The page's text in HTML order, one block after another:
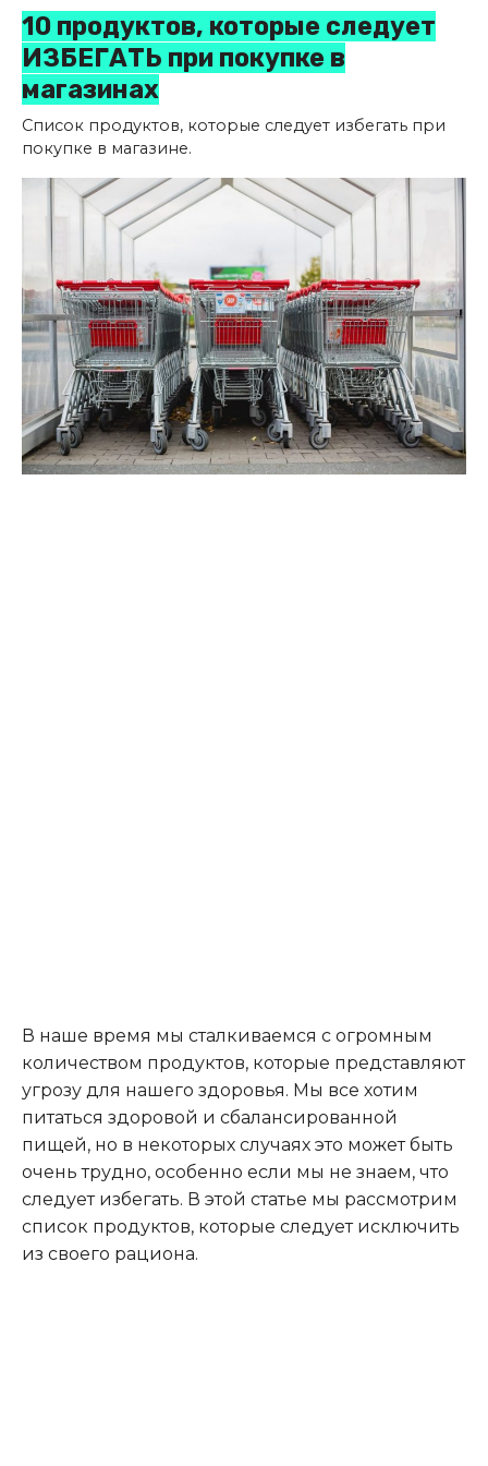
10 продуктов, которые следует
ИЗБЕГАТЬ при покупке в
магазинах
Список продуктов, которые следует избегать при
покупке в магазине.
В наше время мы сталкиваемся с огромным
количеством продуктов, которые представляют
угрозу для нашего здоровья. Мы все хотим
питаться здоровой и сбалансированной
пищей, но в некоторых случаях это может быть
очень трудно, особенно если мы не знаем, что
следует избегать. В этой статье мы рассмотрим
список продуктов, которые следует исключить
из своего рациона.